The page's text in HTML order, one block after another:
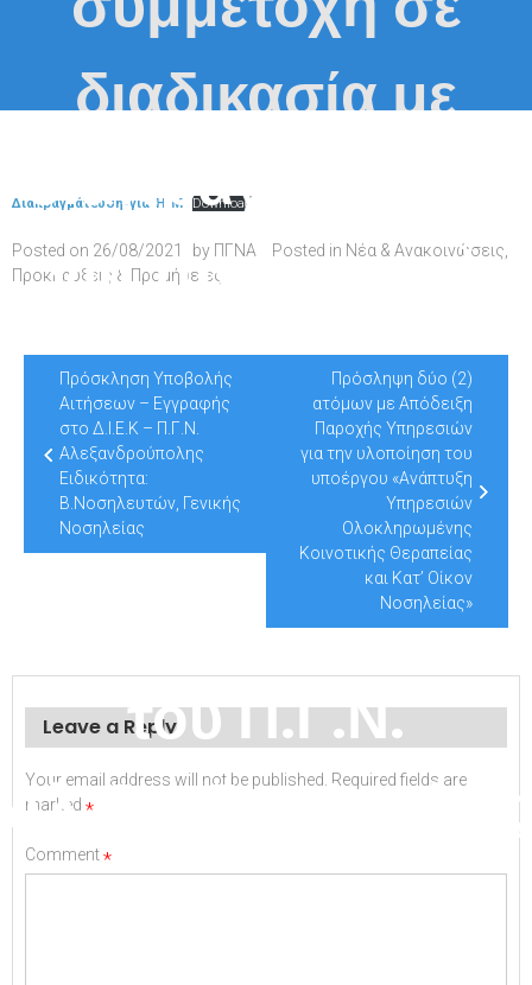
διαδικασία με
διαπραγμάτευση
για την παροχή
υπηρεσιών
συντήρησης των
Η/Μ
εγκαταστάσεων
του Π.Γ.Ν.
Αλεξανδρούπολης
Διαπραγμάτευση-για-Η-Μ Download
Posted on 26/08/2021 by ΠΓΝΑ Posted in Νέα & Ανακοινώσεις
Προκηρύξεις & Προμήθειες
Post
navigation
Πρόσκληση Υποβολής
Αιτήσεων – Εγγραφής
στο Δ.Ι.Ε.Κ – Π.Γ.Ν.
Αλεξανδρούπολης
Ειδικότητα:
Β.Νοσηλευτών, Γενικής
Νοσηλείας
Πρόσληψη δύο (2)
ατόμων με Απόδειξη
Παροχής Υπηρεσιών
για την υλοποίηση του
υποέργου «Ανάπτυξη
Υπηρεσιών
Ολοκληρωμένης
Κοινοτικής Θεραπείας
και Κατ’ Οίκον
Νοσηλείας»
Leave a Reply
Your email address will not be published. Required fields are
marked *
Comment*